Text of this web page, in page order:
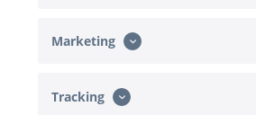
Marketing
Tracking